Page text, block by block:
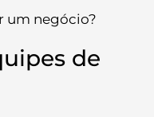
um negócio?
de